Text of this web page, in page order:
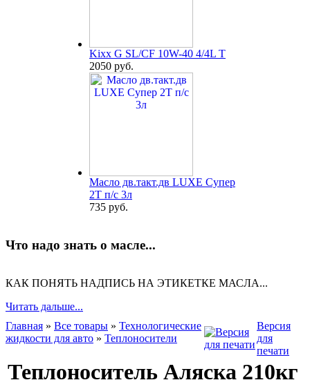
Kixx G SL/CF 10W-40 4/4L T
2050 руб.
Масло дв.такт.дв LUXE Супер
2Т п/с 3л
735 руб.
Что надо знать о масле...
КАК ПОНЯТЬ НАДПИСЬ НА ЭТИКЕТКЕ МАСЛА...
Читать дальше...
Главная » Все товары » Технологические
жидкости для авто » Теплоносители
Версия
для
печати
Теплоноситель Аляска 210кг